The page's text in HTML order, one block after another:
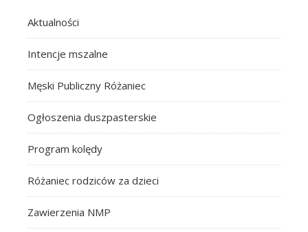
Aktualności
Intencje mszalne
Męski Publiczny Różaniec
Ogłoszenia duszpasterskie
Program kolędy
Różaniec rodziców za dzieci
Zawierzenia NMP